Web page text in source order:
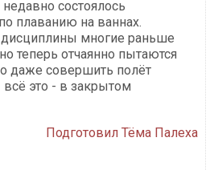
состоялось
плаванию на ваннах.
многие раньше
теперь отчаянно пытаются
даже совершить полёт
это - в закрытом
Подготовил Тёма Палеха